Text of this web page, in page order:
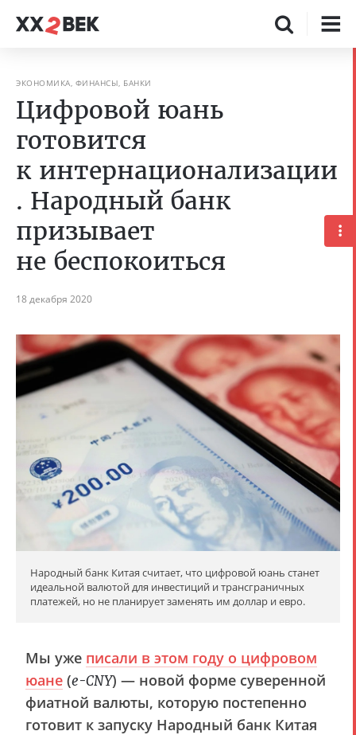
ЭКОНОМИКА, ФИНАНСЫ, БАНКИ
Цифровой юань
готовится
к интернационализации
. Народный банк
призывает
не беспокоиться
18 декабря 2020
Народный банк Китая считает, что цифровой юань станет
идеальной валютой для инвестиций и трансграничных
платежей, но не планирует заменять им доллар и евро.
Мы уже писали в этом году о цифровом
юане (e-CNY) — новой форме суверенной
фиатной валюты, которую постепенно
готовит к запуску Народный банк Китая